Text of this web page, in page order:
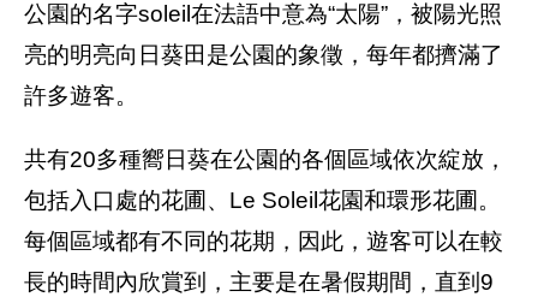
公園的名字soleil在法語中意為“太陽”，被陽光照
亮的明亮向日葵田是公園的象徵，每年都擠滿了
許多遊客。
共有20多種嚮日葵在公園的各個區域依次綻放，
包括入口處的花圃、Le Soleil花園和環形花圃。
每個區域都有不同的花期，因此，遊客可以在較
長的時間內欣賞到，主要是在暑假期間，直到9